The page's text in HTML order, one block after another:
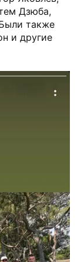
Дзюба,
также
и другие